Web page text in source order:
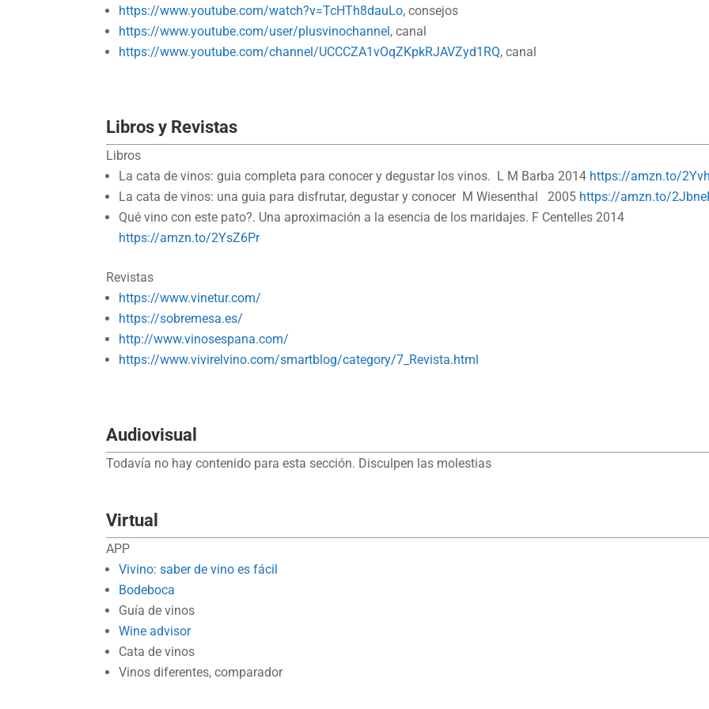
https://www.youtube.com/watch?v=TcHTh8dauLo, consejos
https://www.youtube.com/user/plusvinochannel, canal
https://www.youtube.com/channel/UCCCZA1vOqZKpkRJAVZyd1RQ, canal
Libros y Revistas
Libros
La cata de vinos: guia completa para conocer y degustar los vinos. L M Barba 2014 https://amzn.to/
La cata de vinos: una guia para disfrutar, degustar y conocer M Wiesenthal 2005 https://amzn.to/
Qué vino con este pato?. Una aproximación a la esencia de los maridajes. F Centelles 2014
https://amzn.to/2YsZ6Pr
Revistas
https://www.vinetur.com/
https://sobremesa.es/
http://www.vinosespana.com/
https://www.vivirelvino.com/smartblog/category/7_Revista.html
Audiovisual
Todavía no hay contenido para esta sección. Disculpen las molestias
Virtual
APP
Vivino: saber de vino es fácil
Bodeboca
Guía de vinos
Wine advisor
Cata de vinos
Vinos diferentes, comparador